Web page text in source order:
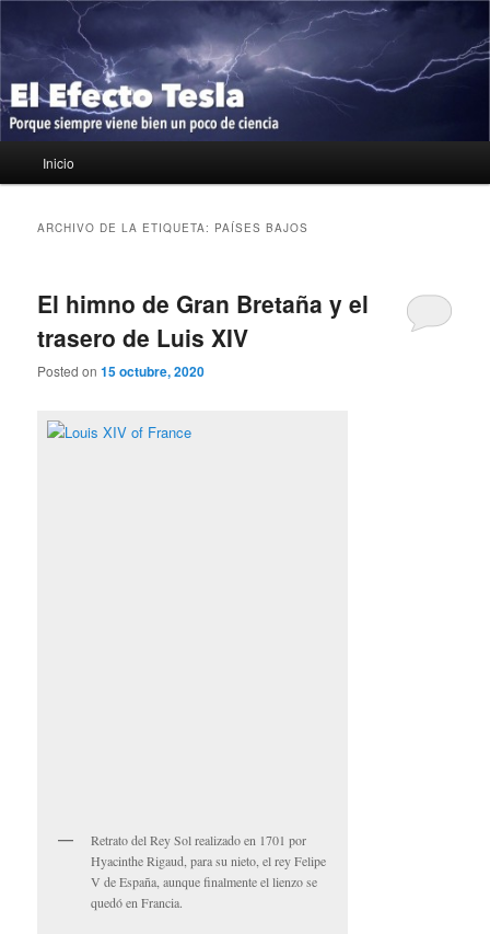
contenido
principal
contenido
secundario
El Efecto Tesla
Porque siempre viene bien un poco de ciencia
principal
Inicio
ARCHIVO DE LA ETIQUETA: PAÍSES BAJOS
El himno de Gran Bretaña y el
trasero de Luis XIV
Posted on15 octubre, 2020
Retrato del Rey Sol realizado en 1701 por
Hyacinthe Rigaud, para su nieto, el rey Felipe
V de España, aunque finalmente el lienzo se
quedó en Francia.